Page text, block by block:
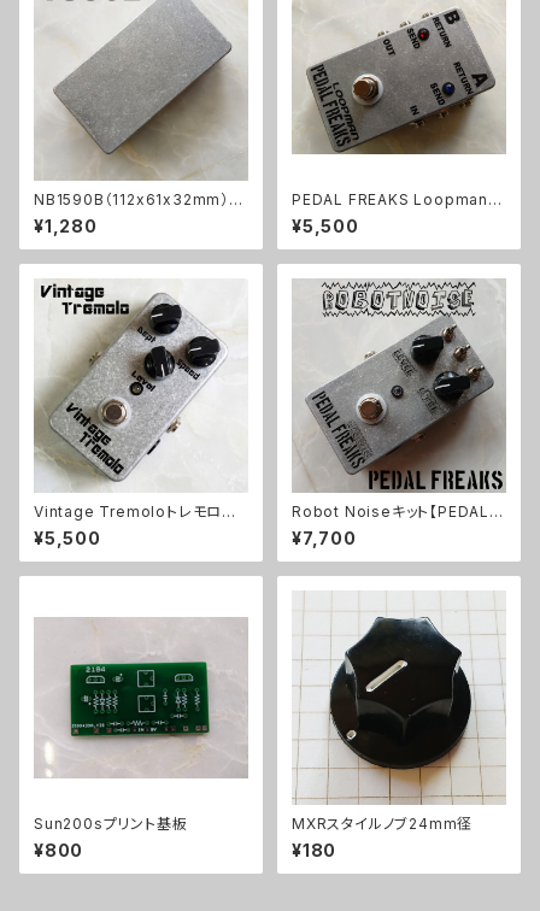
NB1590B（112x61x32mm）ア
ルミダイキャストケース
¥1,280
PEDAL FREAKS Loopman 2
Loopキット
¥5,500
Vintage Tremoloトレモロキッ
ト
¥5,500
Robot Noiseキット【PEDAL F
REAKS】
¥7,700
Sun200sプリント基板
¥800
MXRスタイルノブ24mm径
¥180